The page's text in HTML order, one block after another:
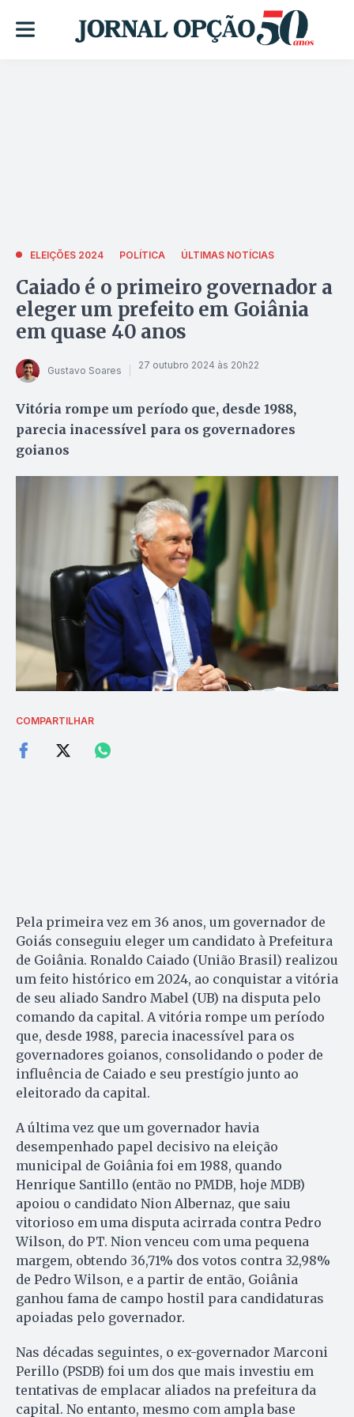
ELEIÇÕES 2024 POLÍTICA ÚLTIMAS NOTÍCIAS
Caiado é o primeiro governador a
eleger um prefeito em Goiânia
em quase 40 anos
Gustavo Soares 27 outubro 2024 às 20h22
Vitória rompe um período que, desde 1988,
parecia inacessível para os governadores
goianos
COMPARTILHAR
Pela primeira vez em 36 anos, um governador de
Goiás conseguiu eleger um candidato à Prefeitura
de Goiânia. Ronaldo Caiado (União Brasil) realizou
um feito histórico em 2024, ao conquistar a vitória
de seu aliado Sandro Mabel (UB) na disputa pelo
comando da capital. A vitória rompe um período
que, desde 1988, parecia inacessível para os
governadores goianos, consolidando o poder de
influência de Caiado e seu prestígio junto ao
eleitorado da capital.
A última vez que um governador havia
desempenhado papel decisivo na eleição
municipal de Goiânia foi em 1988, quando
Henrique Santillo (então no PMDB, hoje MDB)
apoiou o candidato Nion Albernaz, que saiu
vitorioso em uma disputa acirrada contra Pedro
Wilson, do PT. Nion venceu com uma pequena
margem, obtendo 36,71% dos votos contra 32,98%
de Pedro Wilson, e a partir de então, Goiânia
ganhou fama de campo hostil para candidaturas
apoiadas pelo governador.
Nas décadas seguintes, o ex-governador Marconi
Perillo (PSDB) foi um dos que mais investiu em
tentativas de emplacar aliados na prefeitura da
capital. No entanto, mesmo com ampla base